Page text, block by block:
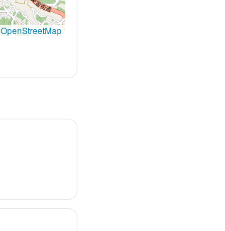
OpenStreetMap